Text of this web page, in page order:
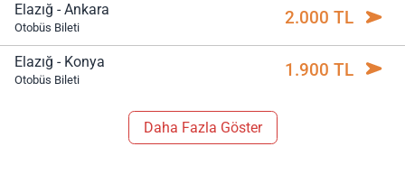
Elazığ - Ankara
Otobüs Bileti 2.000 TL
Elazığ - Konya
Otobüs Bileti 1.900 TL
Daha Fazla Göster